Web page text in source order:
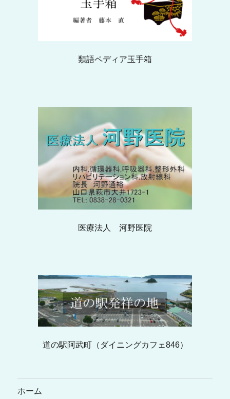
類語ペディア玉手箱
医療法人 河野医院
道の駅阿武町（ダイニングカフェ846）
ホーム